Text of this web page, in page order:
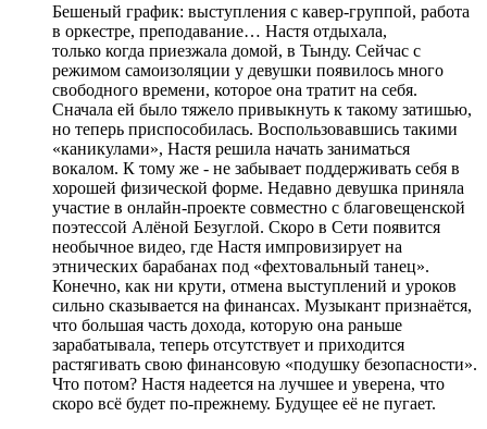
Бешеный график: выступления с кавер-группой, работа
в оркестре, преподавание… Настя отдыхала,
только когда приезжала домой, в Тынду. Сейчас с
режимом самоизоляции у девушки появилось много
свободного времени, которое она тратит на себя.
Сначала ей было тяжело привыкнуть к такому затишью,
но теперь приспособилась. Воспользовавшись такими
«каникулами», Настя решила начать заниматься
вокалом. К тому же - не забывает поддерживать себя в
хорошей физической форме. Недавно девушка приняла
участие в онлайн-проекте совместно с благовещенской
поэтессой Алёной Безуглой. Скоро в Сети появится
необычное видео, где Настя импровизирует на
этнических барабанах под «фехтовальный танец».
Конечно, как ни крути, отмена выступлений и уроков
сильно сказывается на финансах. Музыкант признаётся,
что большая часть дохода, которую она раньше
зарабатывала, теперь отсутствует и приходится
растягивать свою финансовую «подушку безопасности».
Что потом? Настя надеется на лучшее и уверена, что
скоро всё будет по-прежнему. Будущее её не пугает.